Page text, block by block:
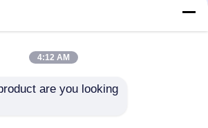
4:12 AM
are you looking